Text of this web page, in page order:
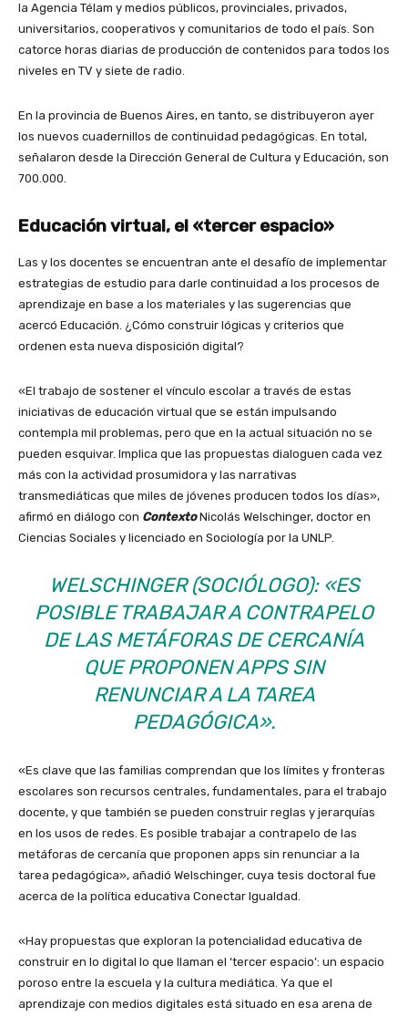
la Agencia Télam y medios públicos, provinciales, privados,
universitarios, cooperativos y comunitarios de todo el país. Son
catorce horas diarias de producción de contenidos para todos los
niveles en TV y siete de radio.
En la provincia de Buenos Aires, en tanto, se distribuyeron ayer
los nuevos cuadernillos de continuidad pedagógicas. En total,
señalaron desde la Dirección General de Cultura y Educación, son
700.000.
Educación virtual, el «tercer espacio»
Las y los docentes se encuentran ante el desafío de implementar
estrategias de estudio para darle continuidad a los procesos de
aprendizaje en base a los materiales y las sugerencias que
acercó Educación. ¿Cómo construir lógicas y criterios que
ordenen esta nueva disposición digital?
«El trabajo de sostener el vínculo escolar a través de estas
iniciativas de educación virtual que se están impulsando
contempla mil problemas, pero que en la actual situación no se
pueden esquivar. Implica que las propuestas dialoguen cada vez
más con la actividad prosumidora y las narrativas
transmediáticas que miles de jóvenes producen todos los días»,
afirmó en diálogo con ContextoNicolás Welschinger, doctor en
Ciencias Sociales y licenciado en Sociología por la UNLP.
WELSCHINGER (SOCIÓLOGO): «ES
POSIBLE TRABAJAR A CONTRAPELO
DE LAS METÁFORAS DE CERCANÍA
QUE PROPONEN APPS SIN
RENUNCIAR A LA TAREA
PEDAGÓGICA».
«Es clave que las familias comprendan que los límites y fronteras
escolares son recursos centrales, fundamentales, para el trabajo
docente, y que también se pueden construir reglas y jerarquías
en los usos de redes. Es posible trabajar a contrapelo de las
metáforas de cercanía que proponen apps sin renunciar a la
tarea pedagógica», añadió Welschinger, cuya tesis doctoral fue
acerca de la política educativa Conectar Igualdad.
«Hay propuestas que exploran la potencialidad educativa de
construir en lo digital lo que llaman el ‘tercer espacio’: un espacio
poroso entre la escuela y la cultura mediática. Ya que el
aprendizaje con medios digitales está situado en esa arena de